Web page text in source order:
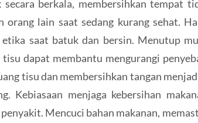
secara berkala, membersihkan tempat
orang lain saat sedang kurang sehat.
saat batuk dan bersin. Menutup
tisu dapat membantu mengurangi
tisu dan membersihkan tangan
Kebiasaan menjaga kebersihan
Mencuci bahan makanan,